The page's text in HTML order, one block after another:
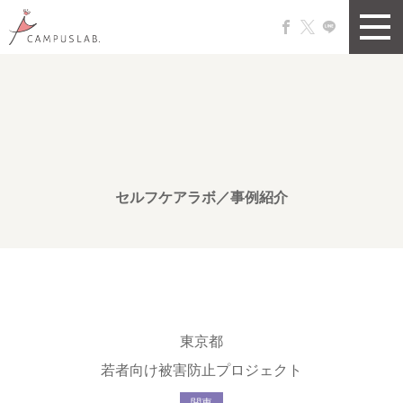
セルフケアラボ／事例紹介
東京都
若者向け被害防止プロジェクト